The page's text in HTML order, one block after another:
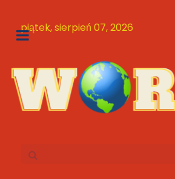
piątek, sierpień 07, 2026